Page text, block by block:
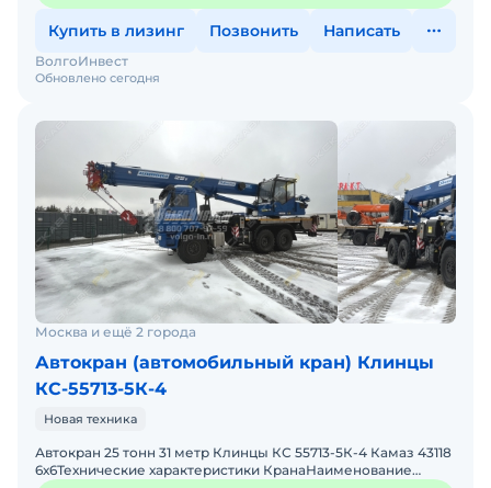
Купить в лизинг Позвонить Написать
Обновлено сегодня
ВолгоИнвест
Москва и ещё 2 города
Автокран (автомобильный кран) Клинцы
КС-55713-5К-4
Новая техника
Автокран 25 тонн 31 метр Клинцы КС 55713-5К-4 Камаз 43118
6х6Технические характеристики КранаНаименование